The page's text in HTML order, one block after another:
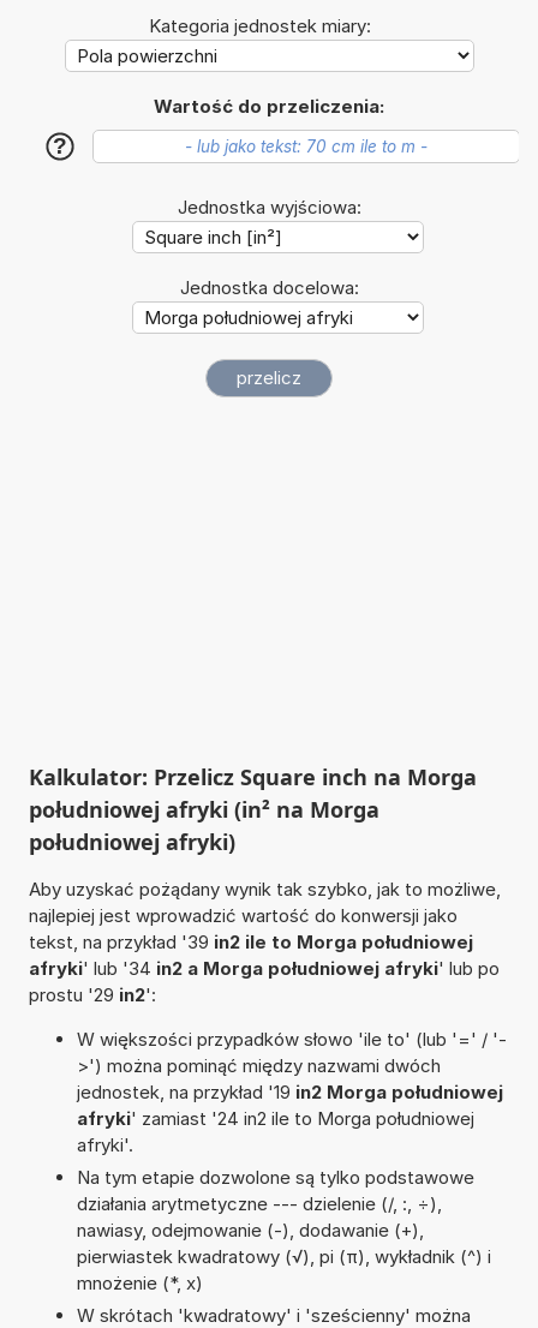
Kategoria jednostek miary:
Wartość do przeliczenia:
?
Jednostka wyjściowa:
Jednostka docelowa:
Kalkulator: Przelicz Square inch na Morga
południowej afryki (in² na Morga
południowej afryki)
Aby uzyskać pożądany wynik tak szybko, jak to możliwe,
najlepiej jest wprowadzić wartość do konwersji jako
tekst, na przykład '39 in2 ile to Morga południowej
afryki' lub '34 in2 a Morga południowej afryki' lub po
prostu '29 in2':
W większości przypadków słowo 'ile to' (lub '=' / '-
>') można pominąć między nazwami dwóch
jednostek, na przykład '19 in2 Morga południowej
afryki' zamiast '24 in2 ile to Morga południowej
afryki'.
Na tym etapie dozwolone są tylko podstawowe
działania arytmetyczne --- dzielenie (/, :, ÷),
nawiasy, odejmowanie (-), dodawanie (+),
pierwiastek kwadratowy (√), pi (π), wykładnik (^) i
mnożenie (*, x)
W skrótach 'kwadratowy' i 'sześcienny' można